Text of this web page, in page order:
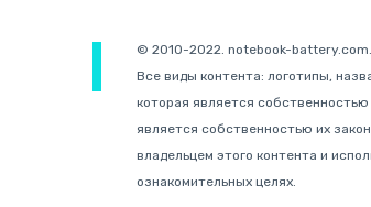
© 2010-2022. notebook-
Все виды контента: логотипы,
которая является
является собственностью их
владельцем этого контента и
ознакомительных целях.